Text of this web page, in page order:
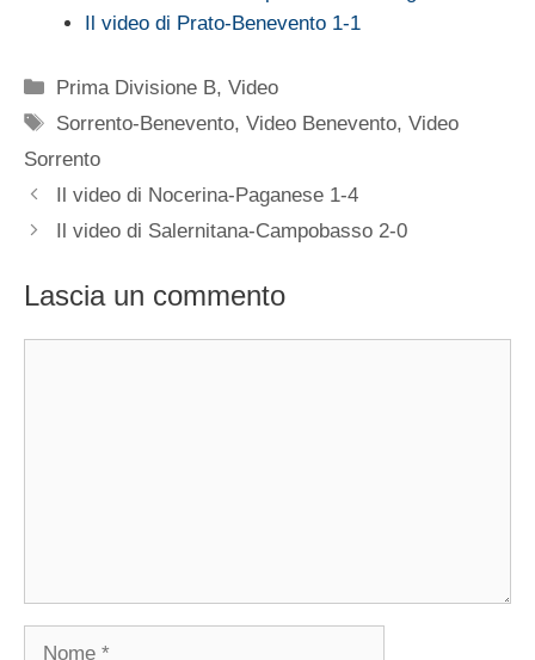
Il video di Prato-Benevento 1-1
Categorie
Prima Divisione B,Video
Tag
Sorrento-Benevento,Video Benevento,Video
Sorrento
Il video di Nocerina-Paganese 1-4
Il video di Salernitana-Campobasso 2-0
Lascia un commento
Nome